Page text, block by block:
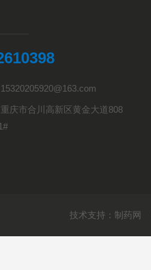
庆市合川高新区黄金大道808
技术支持： 制药网